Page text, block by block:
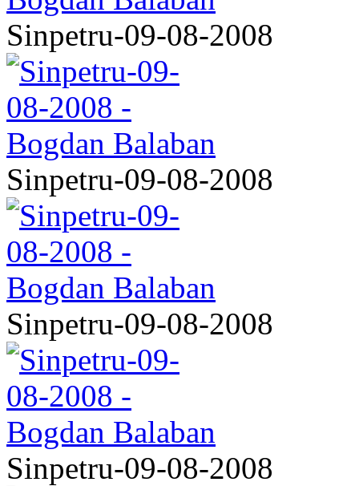
Sinpetru-09-08-2008
Sinpetru-09-08-2008
Sinpetru-09-08-2008
Sinpetru-09-08-2008